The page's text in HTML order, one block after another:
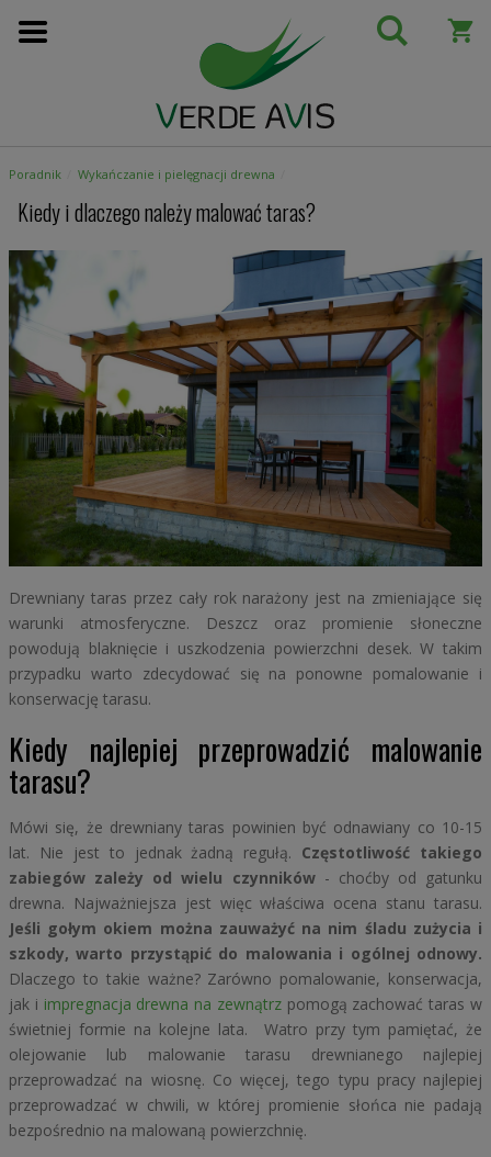
Przejdź
do
Poradnik Wykańczanie i pielęgnacji drewna
Kiedy i dlaczego należy malować taras?
Drewniany taras przez cały rok narażony jest na zmieniające się
warunki atmosferyczne. Deszcz oraz promienie słoneczne
powodują blaknięcie i uszkodzenia powierzchni desek. W takim
przypadku warto zdecydować się na ponowne pomalowanie i
konserwację tarasu.
Kiedy najlepiej przeprowadzić malowanie
tarasu?
Mówi się, że drewniany taras powinien być odnawiany co 10-15
lat. Nie jest to jednak żadną regułą. Częstotliwość takiego
zabiegów zależy od wielu czynników- choćby od gatunku
drewna. Najważniejsza jest więc właściwa ocena stanu tarasu.
Jeśli gołym okiem można zauważyć na nim śladu zużycia i
szkody, warto przystąpić do malowania i ogólnej odnowy.
Dlaczego to takie ważne? Zarówno pomalowanie, konserwacja,
jak i impregnacja drewna na zewnątrzpomogą zachować taras w
świetniej formie na kolejne lata. Watro przy tym pamiętać, że
olejowanie lub malowanie tarasu drewnianego najlepiej
przeprowadzać na wiosnę. Co więcej, tego typu pracy najlepiej
przeprowadzać w chwili, w której promienie słońca nie padają
bezpośrednio na malowaną powierzchnię.